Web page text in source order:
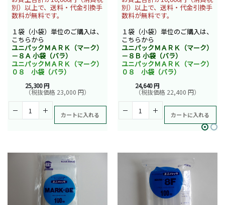
別）以上で、送料・代金引換手
数料が無料です。
１袋（小袋）単位のご購入は、
こちらから
ユニパックＭＡＲＫ（マーク）
－８Ａ 小袋（バラ）
ユニパックＭＡＲＫ（マーク）
０８ 小袋（バラ）
25,300 円
（税抜価格 23,000 円）
カートに入れる
別）以上で、送料・代金引換手
数料が無料です。
１袋（小袋）単位のご購入は、
こちらから
ユニパックＭＡＲＫ（マーク）
－８Ｂ 小袋（バラ）
ユニパックＭＡＲＫ（マーク）
０８ 小袋（バラ）
24,640 円
（税抜価格 22,400 円）
カートに入れる